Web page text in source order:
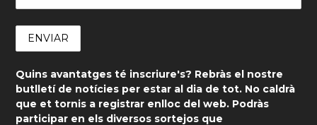
Quins avantatges té inscriure's? Rebràs el nostre
butlletí de notícies per estar al dia de tot. No caldrà
que et tornis a registrar enlloc del web. Podràs
participar en els diversos sortejos que